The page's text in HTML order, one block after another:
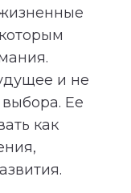
и не
Ее
как